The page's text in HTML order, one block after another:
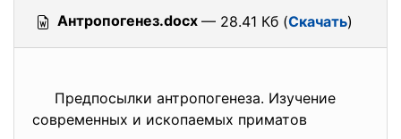
Антропогенез.docx — 28.41 Кб (Скачать)
Предпосылки антропогенеза. Изучение
современных и ископаемых приматов